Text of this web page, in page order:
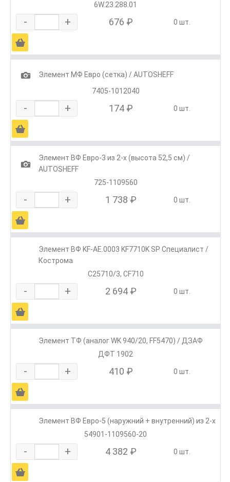
6W.23.288.01
- + 676 ₽ 0 шт.
Ä
1
Элемент МФ Евро (сетка) / AUTOSHEFF
7405-1012040
- + 174 ₽ 0 шт.
Ä
1
Элемент ВФ Евро-3 из 2-х (высота 52,5 см) /
AUTOSHEFF
725-1109560
- + 1 738 ₽ 0 шт.
Ä
Элемент ВФ KF-АЕ.0003 KF7710K SP Специалист /
Кострома
C25710/3, CF710
- + 2 694 ₽ 0 шт.
Ä
Элемент ТФ (аналог WK 940/20, FF5470) / ДЗАФ
ДФТ 1902
- + 410 ₽ 0 шт.
Ä
Элемент ВФ Евро-5 (наружний + внутренний) из 2-х
54901-1109560-20
- + 4 382 ₽ 0 шт.
Ä